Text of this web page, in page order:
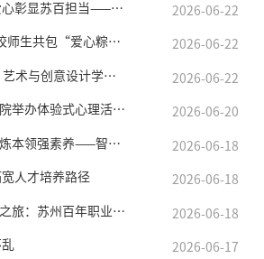
热血传递生命希望 爱心彰显苏百担当——我校开展2026年上半年无偿献血活动 2026-06-22
指尖上的端午——我校师生共包“爱心粽”，送温暖传真情 2026-06-22
无界元创·艺启新程 | 艺术与创意设计学院2026届毕业设计展顺利开幕 2026-06-22
人工智能与大数据学院举办体验式心理活动助力学子轻装上阵 2026-06-20
以技筑梦砺匠心，锤炼本领强素养——智能制造学院首届“智造技能节”学生专业技能竞赛圆满落幕 2026-06-18
人才培养路径 2026-06-18
跨越赤道的南洋研学之旅：苏州百年职业学院2026新加坡全纪实 2026-06-18
2026-06-17